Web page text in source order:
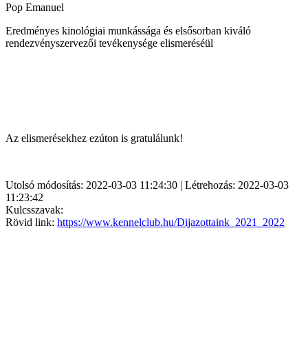
Pop Emanuel
Eredményes kinológiai munkássága és elsősorban kiváló
rendezvényszervezői tevékenysége elismeréséül
Az elismerésekhez ezúton is gratulálunk!
Utolsó módosítás: 2022-03-03 11:24:30 | Létrehozás: 2022-03-03
11:23:42
Kulcsszavak:
Rövid link: https://www.kennelclub.hu/Dijazottaink_2021_2022